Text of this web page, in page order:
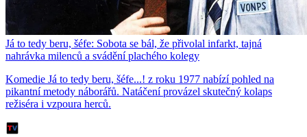
Já to tedy beru, šéfe: Sobota se bál, že přivolal infarkt, tajná
nahrávka milenců a svádění plachého kolegy
Komedie Já to tedy beru, šéfe...! z roku 1977 nabízí pohled na
pikantní metody náborářů. Natáčení provázel skutečný kolaps
režiséra i vzpoura herců.